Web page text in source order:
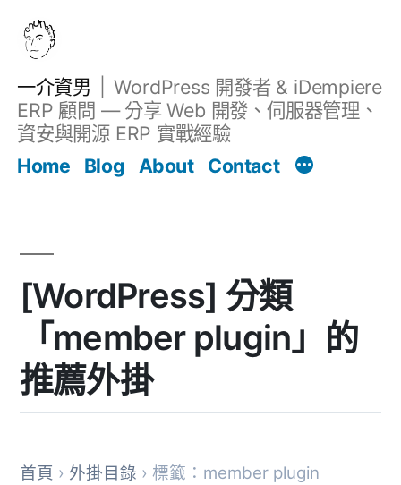
一介資男
WordPress 開發者 & iDempiere
ERP 顧問 — 分享 Web 開發、伺服器管理、
資安與開源 ERP 實戰經驗
Home
Blog About Contact
[WordPress] 分類
「member plugin」的
推薦外掛
首頁 › 外掛目錄 › 標籤：member plugin
文章